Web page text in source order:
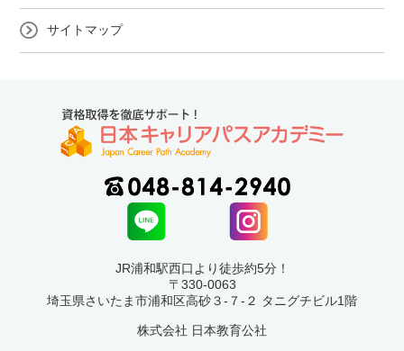
サイトマップ
JR浦和駅西口より徒歩約5分！
〒330-0063
埼玉県さいたま市浦和区高砂３-７-２ タニグチビル1階
株式会社 日本教育公社